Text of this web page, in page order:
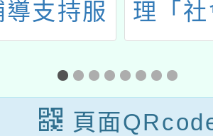
支持服
假線上研
理「
習線上
力 ×
啟全
頁面